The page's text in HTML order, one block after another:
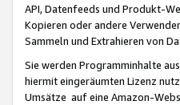
API, Datenfeeds und Produkt-
Kopieren oder andere
Sammeln und Extrahieren von
Sie werden Programminhalte
hiermit eingeräumten Lizenz
Umsätze auf eine Amazon-